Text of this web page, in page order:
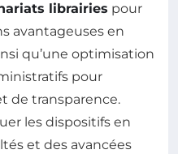
librairies pour
avantageuses en
qu’une optimisation
pour
de transparence.
les dispositifs en
et des avancées